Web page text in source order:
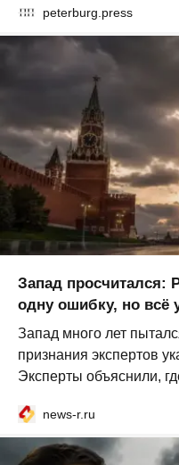
peterburg.press
Запад просчитался:
одну ошибку, но всё
Запад много лет
признания экспертов
Эксперты объяснили,
news-r.ru